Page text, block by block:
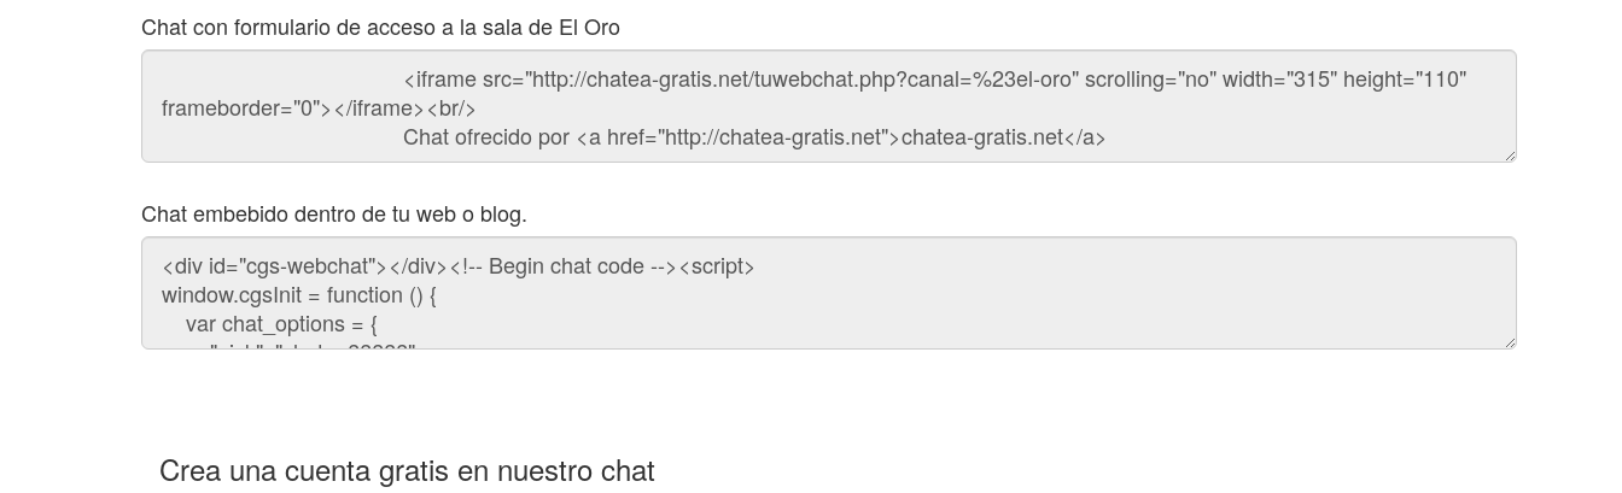
Chat con formulario de acceso a la sala de El Oro
Código
chat
Chat embebido dentro de tu web o blog.
Código
para
embeber
chat
Crea una cuenta gratis en nuestro chat